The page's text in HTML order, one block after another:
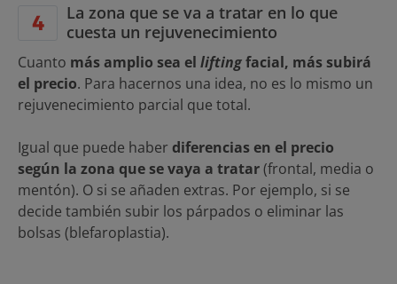
La zona que se va a tratar en lo que
cuesta un rejuvenecimiento
Cuanto más amplio sea el liftingfacial, más subirá
el precio. Para hacernos una idea, no es lo mismo un
rejuvenecimiento parcial que total.
Igual que puede haber diferencias en el precio
según la zona que se vaya a tratar(frontal, media o
mentón). O si se añaden extras. Por ejemplo, si se
decide también subir los párpados o eliminar las
bolsas (blefaroplastia).